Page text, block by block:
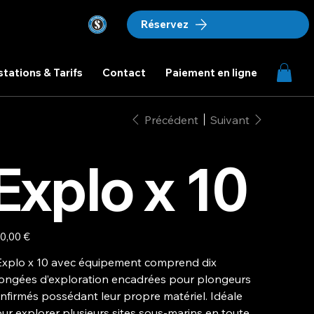
Réservez
& Tarifs Contact Paiement en ligne
Précédent Suivant
x 10
€
x 10 avec équipement comprend dix
d’exploration encadrées pour plongeurs
possédant leur propre matériel. Idéale